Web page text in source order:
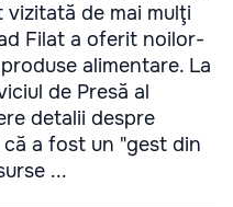
de mai mulţi
Filat a oferit noilor-
alimentare. La
de Presă al
detalii despre
a fost un "gest din
...